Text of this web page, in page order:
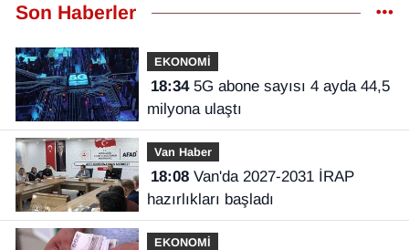
Son Haberler
EKONOMİ
18:345G abone sayısı 4 ayda 44,5
milyona ulaştı
Van Haber
18:08Van'da 2027-2031 İRAP
hazırlıkları başladı
EKONOMİ